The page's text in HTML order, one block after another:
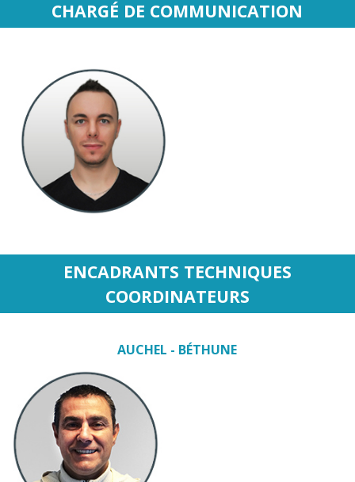
CHARGÉ DE COMMUNICATION
ENCADRANTS TECHNIQUES
COORDINATEURS
AUCHEL - BÉTHUNE